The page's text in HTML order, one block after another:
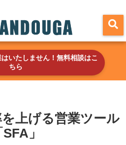
いたしません！無料相談はこ
ちら
上げる営業ツール
SFA」